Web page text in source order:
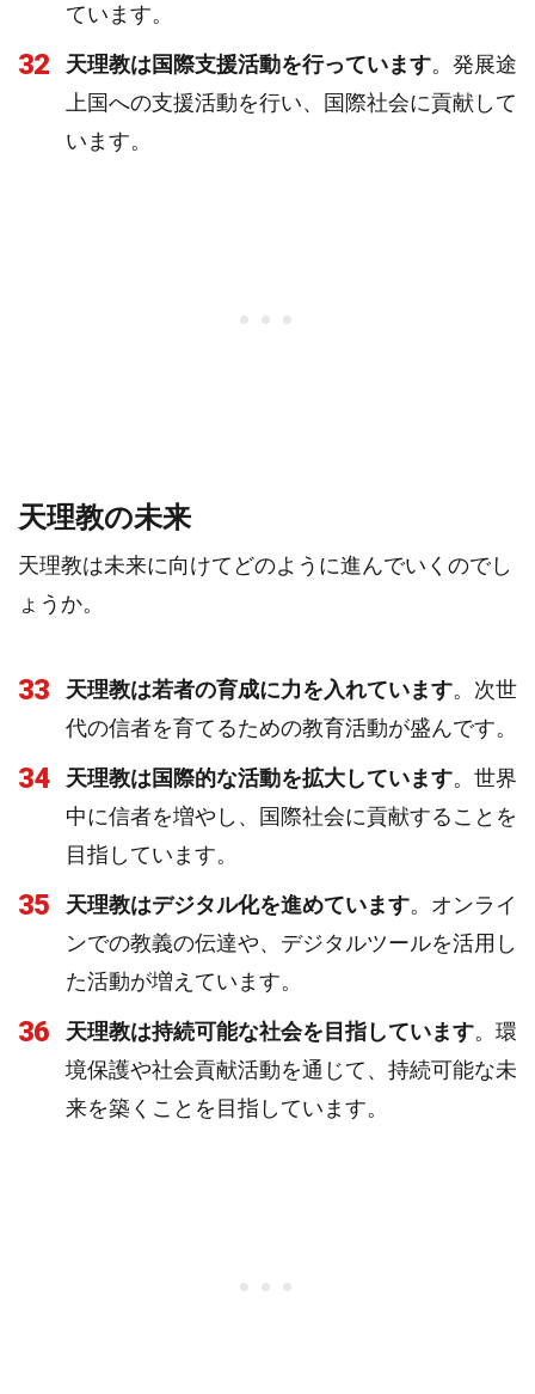
ています。
32 天理教は国際支援活動を行っています。発展途
上国への支援活動を行い、国際社会に貢献して
います。
天理教の未来
天理教は未来に向けてどのように進んでいくのでし
ょうか。
33 天理教は若者の育成に力を入れています。次世
代の信者を育てるための教育活動が盛んです。
34 天理教は国際的な活動を拡大しています。世界
中に信者を増やし、国際社会に貢献することを
目指しています。
35 天理教はデジタル化を進めています。オンライ
ンでの教義の伝達や、デジタルツールを活用し
た活動が増えています。
36 天理教は持続可能な社会を目指しています。環
境保護や社会貢献活動を通じて、持続可能な未
来を築くことを目指しています。